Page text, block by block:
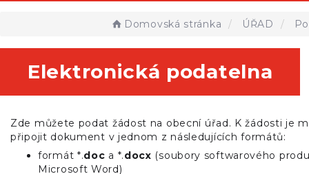
Domovská stránka ÚŘAD
Elektronická podatelna
Zde můžete podat žádost na obecní úřad. K žádosti je
připojit dokument v jednom z následujících formátů:
formát *.doc a *.docx (soubory softwarového
Microsoft Word)